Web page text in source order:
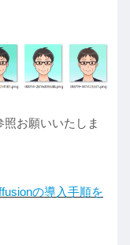
お願いいたしま
の導入手順を